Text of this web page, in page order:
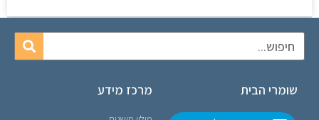
שומרי הבית מרכז מידע